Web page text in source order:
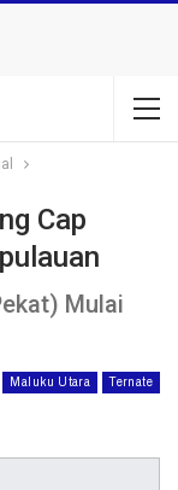
Cap
Mulai
Maluku Utara Ternate